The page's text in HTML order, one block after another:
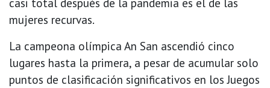
mujeres recurvas.
La campeona olímpica An San ascendió cinco
lugares hasta la primera, a pesar de acumular solo
puntos de clasificación significativos en los Juegos